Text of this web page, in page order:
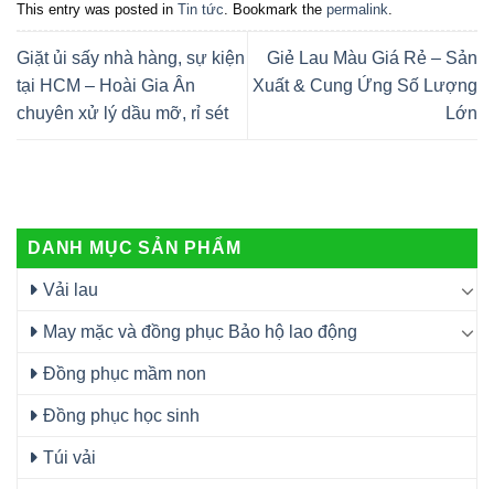
This entry was posted in Tin tức. Bookmark the permalink.
Giặt ủi sấy nhà hàng, sự kiện
tại HCM – Hoài Gia Ân
chuyên xử lý dầu mỡ, rỉ sét
Giẻ Lau Màu Giá Rẻ – Sản
Xuất & Cung Ứng Số Lượng
Lớn
DANH MỤC SẢN PHẨM
Vải lau
May mặc và đồng phục Bảo hộ lao động
Đồng phục mầm non
Đồng phục học sinh
Túi vải